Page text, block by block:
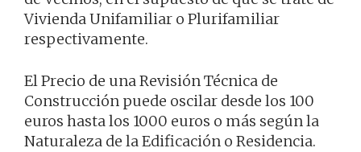
Vivienda Unifamiliar o Plurifamiliar
respectivamente.
El Precio de una Revisión Técnica de
Construcción puede oscilar desde los 100
euros hasta los 1000 euros o más según la
Naturaleza de la Edificación o Residencia.